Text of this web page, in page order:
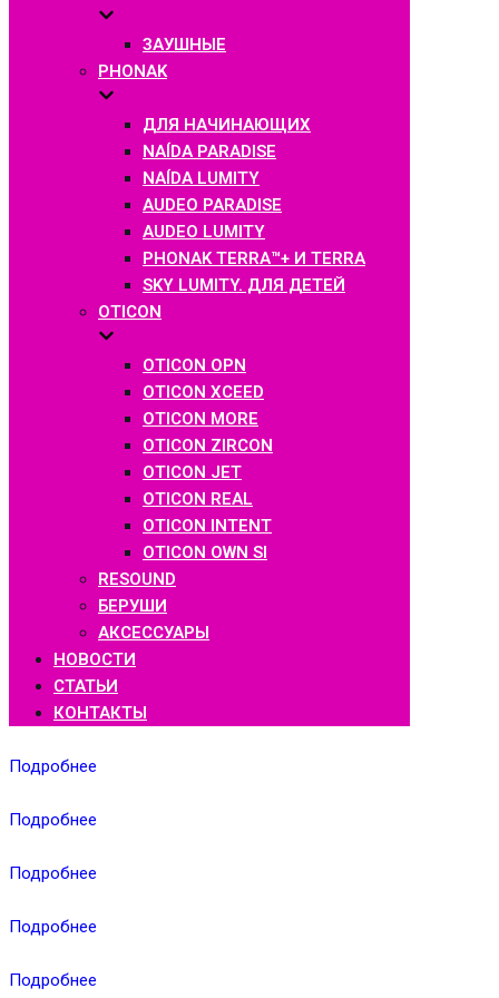
ЗАУШНЫЕ
PHONAK
ДЛЯ НАЧИНАЮЩИХ
NAÍDA PARADISE
NAÍDA LUMITY
AUDEO PARADISE
AUDEO LUMITY
PHONAK TERRA™+ И TERRA
SKY LUMITY. ДЛЯ ДЕТЕЙ
OTICON
OTICON OPN
OTICON XCEED
OTICON MORE
OTICON ZIRCON
OTICON JET
OTICON REAL
OTICON INTENT
OTICON OWN SI
RESOUND
БЕРУШИ
АКСЕССУАРЫ
НОВОСТИ
СТАТЬИ
КОНТАКТЫ
Подробнее
Подробнее
Подробнее
Подробнее
Подробнее